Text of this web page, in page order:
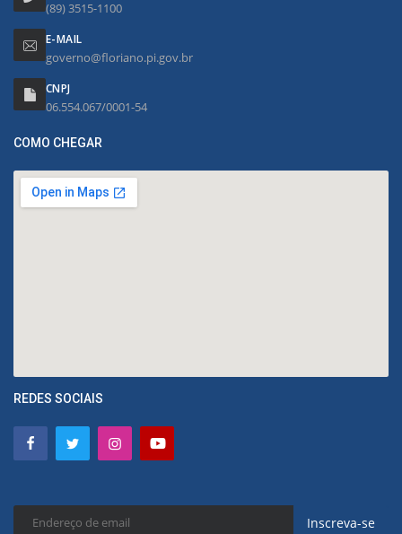
(89) 3515-1100
E-MAIL
governo@floriano.pi.gov.br
CNPJ
06.554.067/0001-54
COMO CHEGAR
REDES SOCIAIS
Inscreva-se